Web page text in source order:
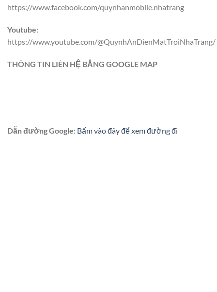
https://www.facebook.com/quynhanmobile.nhatrang
Youtube:
https://www.youtube.com/@QuynhAnDienMatTroiNhaTrang/
THÔNG TIN LIÊN HỆ BẲNG GOOGLE MAP
Dẫn đường Google: Bấm vào đây để xem đường đi